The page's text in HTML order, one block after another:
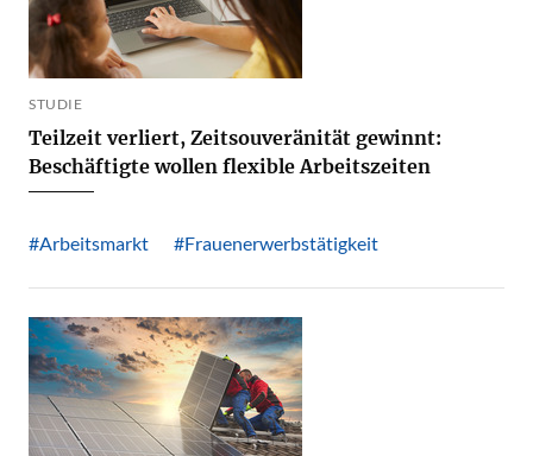
STUDIE
Teilzeit verliert, Zeitsouveränität gewinnt:
Beschäftigte wollen flexible Arbeitszeiten
#Arbeitsmarkt #Frauenerwerbstätigkeit